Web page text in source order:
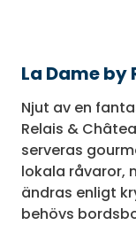
La Dame by
Njut av en
Relais &
serveras
lokala råvaror,
ändras enligt
behövs